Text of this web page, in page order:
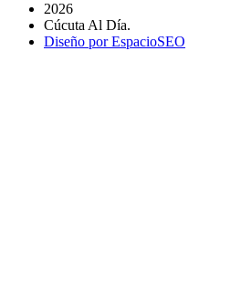
2026
Cúcuta Al Día.
Diseño por EspacioSEO